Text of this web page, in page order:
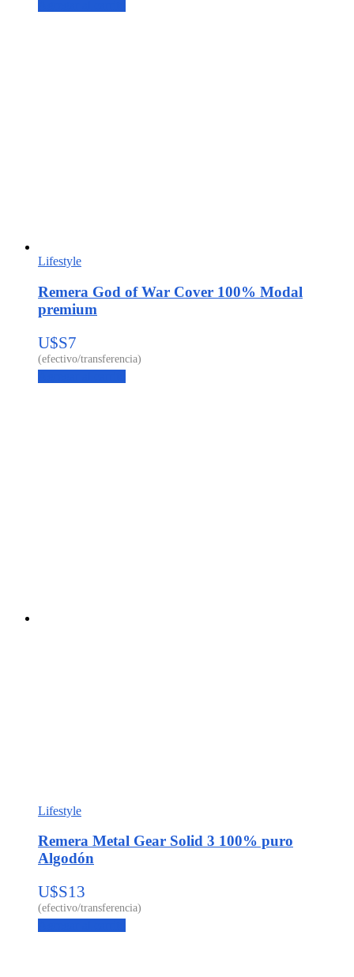
Lifestyle
Remera God of War Cover 100% Modal
premium
U$S7
Lifestyle
Remera Metal Gear Solid 3 100% puro
Algodón
U$S13